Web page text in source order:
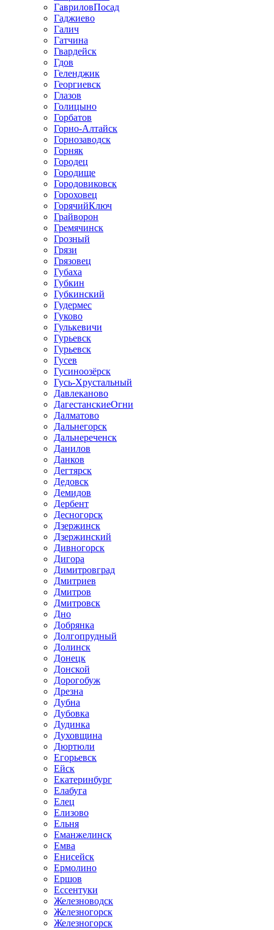
ГавриловПосад
Гаджиево
Галич
Гатчина
Гвардейск
Гдов
Геленджик
Георгиевск
Глазов
Голицыно
Горбатов
Горно-Алтайск
Горнозаводск
Горняк
Городец
Городище
Городовиковск
Гороховец
ГорячийКлюч
Грайворон
Гремячинск
Грозный
Грязи
Грязовец
Губаха
Губкин
Губкинский
Гудермес
Гуково
Гулькевичи
Гурьевск
Гурьевск
Гусев
Гусиноозёрск
Гусь-Хрустальный
Давлеканово
ДагестанскиеОгни
Далматово
Дальнегорск
Дальнереченск
Данилов
Данков
Дегтярск
Дедовск
Демидов
Дербент
Десногорск
Дзержинск
Дзержинский
Дивногорск
Дигора
Димитровград
Дмитриев
Дмитров
Дмитровск
Дно
Добрянка
Долгопрудный
Долинск
Донецк
Донской
Дорогобуж
Дрезна
Дубна
Дубовка
Дудинка
Духовщина
Дюртюли
Егорьевск
Ейск
Екатеринбург
Елабуга
Елец
Елизово
Ельня
Еманжелинск
Емва
Енисейск
Ермолино
Ершов
Ессентуки
Железноводск
Железногорск
Железногорск